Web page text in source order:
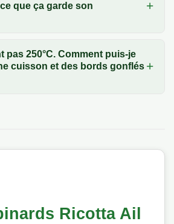
que ça garde son
pas 250°C. Comment puis-je
cuisson et des bords gonflés
Ricotta Ail